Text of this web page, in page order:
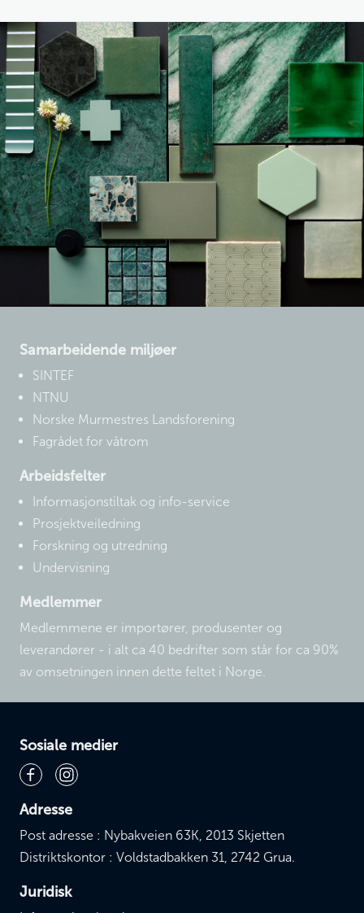
Samarbeidende miljøer
SINTEF
NTNU
Norske Murmestres Landsforening
Fagrådet for våtrom
Arbeidsfelter
Informasjonstiltak og info-service
Prosjektveiledning
Forskning og utredning
Undervisning
Medlemmer
Medlemmene er importører, produsenter og
leverandører - i alt ca 40 bedrifter som står for ca 90%
av omsetningen innen dette feltet i Norge.
Sosiale medier
Adresse
Post adresse : Nybakveien 63K, 2013 Skjetten
Distriktskontor : Voldstadbakken 31, 2742 Grua.
Juridisk